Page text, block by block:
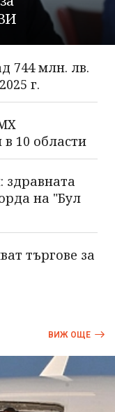
744 млн. лв.
г.
10 области
здравната
на "Бул
търгове за
ВИЖ ОЩЕ